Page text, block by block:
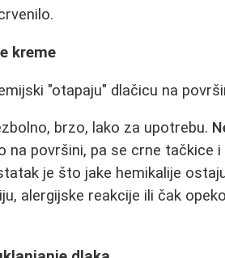
kreme
"otapaju" dlačicu na
brzo, lako za upotrebu.
na površini, pa se crne tačkice
je što jake hemikalije
alergijske reakcije ili čak